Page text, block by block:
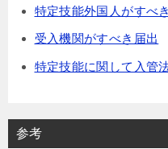
特定技能外国人がすべ
受入機関がすべき届出
特定技能に関して入管
参考